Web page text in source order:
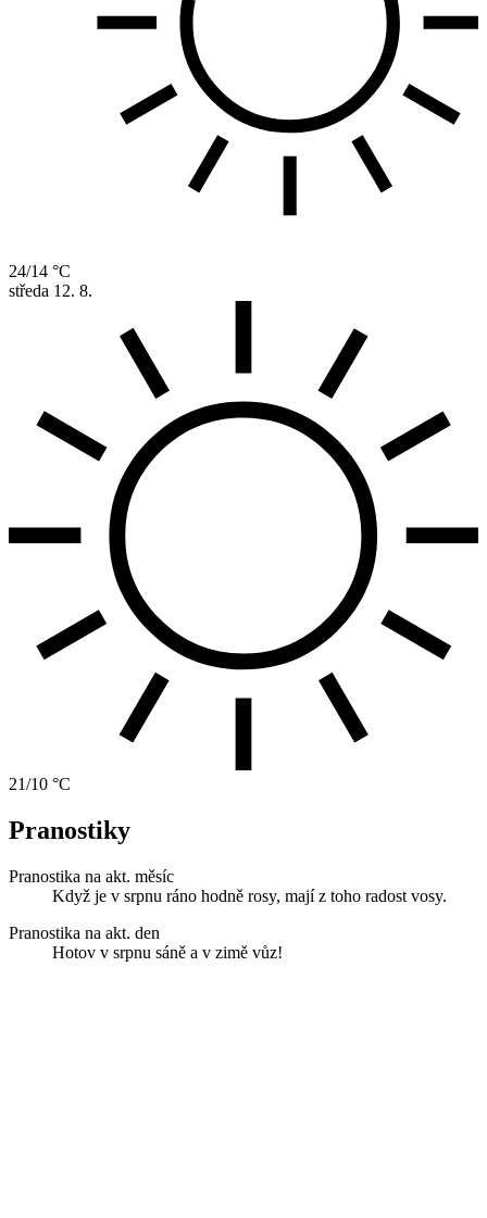
24/14 °C
středa 12. 8.
21/10 °C
Pranostiky
Pranostika na akt. měsíc
Když je v srpnu ráno hodně rosy, mají z toho radost vosy.
Pranostika na akt. den
Hotov v srpnu sáně a v zimě vůz!